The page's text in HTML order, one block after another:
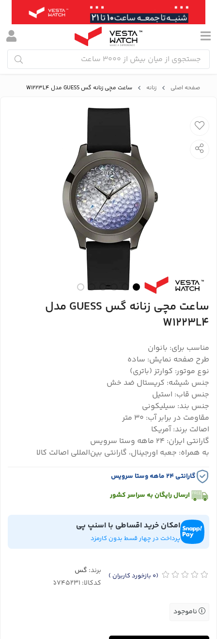
صفحه اصلی زنانه ساعت مچی زنانه گس GUESS مدل W1223L4
ساعت مچی زنانه گس GUESS مدل
W1223L4
مناسب برای: بانوان
طرح صفحه نمایش: ساده
نوع موتور: کوارتز (باتری)
جنس شیشه: کریستال ضد خش
جنس قاب: استیل
جنس بند: سیلیکونی
مقاومت در برابر آب: ۳۰ متر
اصالت برند: آمریکا
گارانتی ایران: ۲۴ ماهه وستا سرویس
به همراه: جعبه اورجینال، گارانتی بین‌المللی اصالت کالا
گارانتی ۲۴ ماهه وستا سرویس
ارسال رایگان به سراسر کشور
امکان خرید اقساطی با اسنپ پی
پرداخت در چهار قسط بدون کارمزد
(0 بازخورد کاربران ) برند: گس
کدکالا:
ناموجود